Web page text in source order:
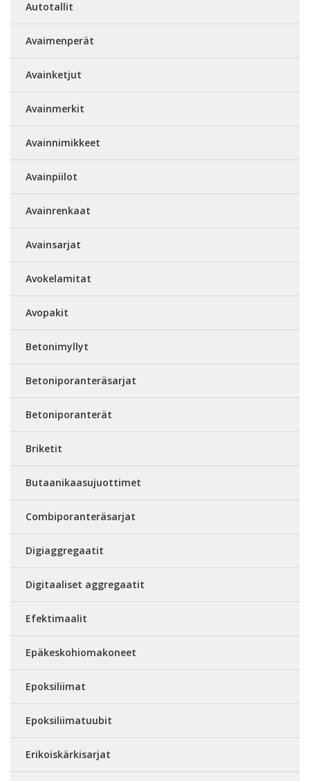
Autotallit
Avaimenperät
Avainketjut
Avainmerkit
Avainnimikkeet
Avainpiilot
Avainrenkaat
Avainsarjat
Avokelamitat
Avopakit
Betonimyllyt
Betoniporanteräsarjat
Betoniporanterät
Briketit
Butaanikaasujuottimet
Combiporanteräsarjat
Digiaggregaatit
Digitaaliset aggregaatit
Efektimaalit
Epäkeskohiomakoneet
Epoksiliimat
Epoksiliimatuubit
Erikoiskärkisarjat